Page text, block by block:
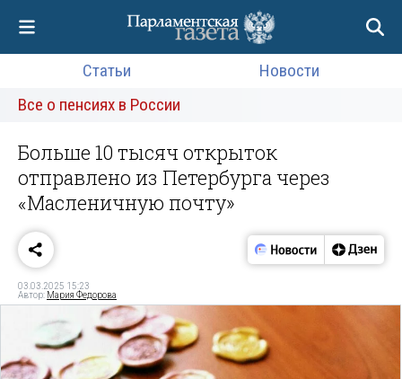
Статьи
Новости
Все о пенсиях в России
Больше 10 тысяч открыток
отправлено из Петербурга через
«Масленичную почту»
03.03.2025 15:23
Автор: Мария Федорова